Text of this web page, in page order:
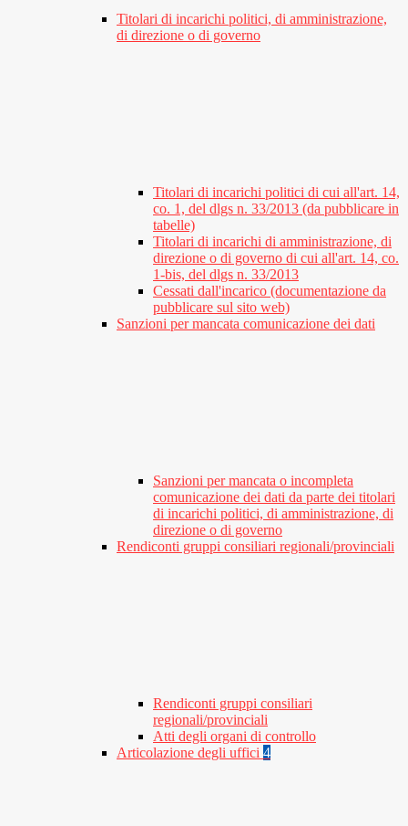
Titolari di incarichi politici, di amministrazione,
di direzione o di governo
Titolari di incarichi politici di cui all'art. 14,
co. 1, del dlgs n. 33/2013 (da pubblicare in
tabelle)
Titolari di incarichi di amministrazione, di
direzione o di governo di cui all'art. 14, co.
1-bis, del dlgs n. 33/2013
Cessati dall'incarico (documentazione da
pubblicare sul sito web)
Sanzioni per mancata comunicazione dei dati
Sanzioni per mancata o incompleta
comunicazione dei dati da parte dei titolari
di incarichi politici, di amministrazione, di
direzione o di governo
Rendiconti gruppi consiliari regionali/provinciali
Rendiconti gruppi consiliari
regionali/provinciali
Atti degli organi di controllo
Articolazione degli uffici 4